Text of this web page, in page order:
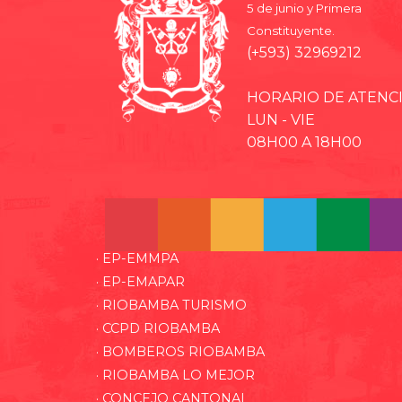
5 de junio y Primera
Constituyente.
(+593) 32969212
HORARIO DE
LUN - VIE
08H00 A 18H00
· EP-EMMPA
· EP-EMAPAR
· RIOBAMBA TURISMO
· CCPD RIOBAMBA
· BOMBEROS RIOBAMBA
· RIOBAMBA LO MEJOR
· CONCEJO CANTONAL